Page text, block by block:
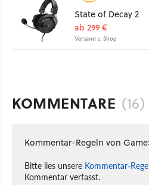
State of Decay 2
ab 299 €
Versand s. Shop
KOMMENTARE (16)
Kommentar-Regeln von
Bitte lies unsere Kommentar-
Kommentar verfasst.